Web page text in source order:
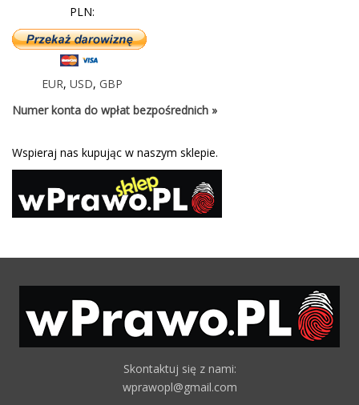
PLN:
EUR, USD, GBP
Numer konta do wpłat bezpośrednich »
Wspieraj nas kupując w naszym sklepie.
Skontaktuj się z nami:
wprawopl@gmail.com